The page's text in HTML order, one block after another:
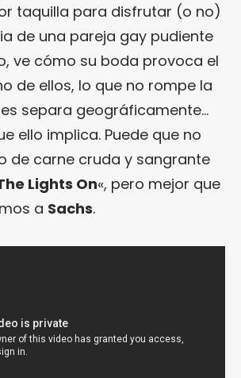
taquilla para disfrutar (o no)
de una pareja gay pudiente
ve cómo su boda provoca el
de ellos, lo que no rompe la
separa geográficamente…
ello implica. Puede que no
de carne cruda y sangrante
Lights On«, pero mejor que
a Sachs.